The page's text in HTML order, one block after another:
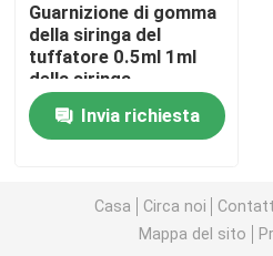
Richiedere un preventivo
Gomma di silicone medica
Tuffatore di gomma della
Guarnizione di gomma
della siringa del
tuffatore 0.5ml 1ml
della siringa
dell'isoprene o del
butile Invia richiesta
Casa Circa noi
Mappa del sito